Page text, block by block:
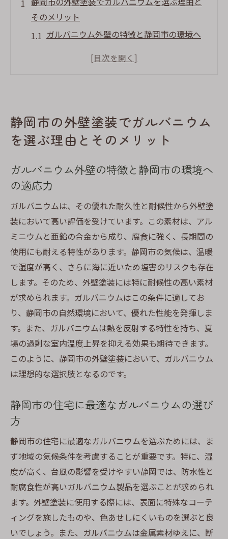
そのメリット
ガルバニウム外壁の特徴と静岡市の環境へ
静岡市の住宅に最適なガルバニウムの選び
果の検証
静岡市でのガルバニウム外壁の流行とその
背景
ガルバニウムが静岡市で人気の理由を探る
静岡市でガルバニウムを選ぶ際のポイント
ガルバニウム外壁の耐久性を高める静岡市に適
静岡市の気候に強い塗装法の選び方
ガルバニウム外壁の耐久性を長持ちさせる
テクニック
静岡市での長持ちする塗料の選定基準
ガルバニウムの劣化を防ぐメンテナンス法
塗装プロが教える静岡市に適した施工手順
実践的なガルバニウム外壁のメンテナンス
方法
静岡の気候に合ったガルバニウム外壁塗装のカ
ラー選び
静岡の自然と調和するガルバニウムのカラ
ー提案
び
流行色を取り入れた静岡市のガルバニウム
塗装
静岡市の住宅に良く合うカラーコンビネー
ション
静岡市で人気の高いガルバニウムの色とは
静岡市の外壁塗装でガルバニウム
を選ぶ理由とそのメリット
ガルバニウム外壁の特徴と静岡市の環境へ
の適応力
ガルバニウムは、その優れた耐久性と耐候性から外壁塗
装において高い評価を受けています。この素材は、アル
ミニウムと亜鉛の合金から成り、腐食に強く、長期間の
使用にも耐える特性があります。静岡市の気候は、温暖
で湿度が高く、さらに海に近いため塩害のリスクも存在
します。そのため、外壁塗装には特に耐候性の高い素材
が求められます。ガルバニウムはこの条件に適してお
り、静岡市の自然環境において、優れた性能を発揮しま
す。また、ガルバニウムは熱を反射する特性を持ち、夏
場の過剰な室内温度上昇を抑える効果も期待できます。
このように、静岡市の外壁塗装において、ガルバニウム
は理想的な選択肢となるのです。
静岡市の住宅に最適なガルバニウムの選び
方
静岡市の住宅に最適なガルバニウムを選ぶためには、ま
ず地域の気候条件を考慮することが重要です。特に、湿
度が高く、台風の影響を受けやすい静岡では、防水性と
耐腐食性が高いガルバニウム製品を選ぶことが求められ
ます。外壁塗装に使用する際には、表面に特殊なコーテ
ィングを施したものや、色あせしにくいものを選ぶと良
いでしょう。また、ガルバニウムは金属素材ゆえに、断